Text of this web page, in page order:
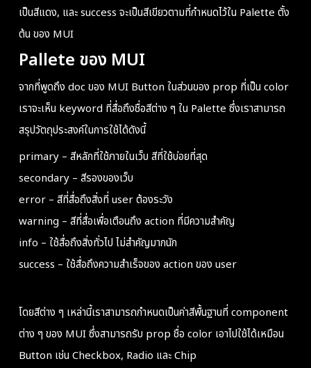
เป็นสีแดง, และ success จะเป็นสีเขียวตามที่กำหนดไว้ใน Palette ตั้ง
ต้น ของ MUI
Pallete ของ MUI
จากที่พูดถึง doc ของ MUI Button ในส่วนของ prop ที่เป็น color
เราจะเห็น keyword ที่สื่อถึงชื่อสีต่าง ๆ ใน Palette ซึ่งเราสามารถ
สรุปวัตถุประสงค์ในการใช้ได้ดังนี้
primary – สีหลักที่ใช้ภายในเว็บ สีที่ใช้บ่อยที่สุด
secondary – สีรองของเว็บ
error – สีที่สื่อถึงสิ่งที่ user ต้องระวัง
warning – สีที่สื่อเพื่อเตือนถึง action ที่มีความสำคัญ
info – ใช้สื่อถึงสิ่งทั่วไป ไม่สำคัญมากนัก
success – ใช้สื่อถึงความสำเร็จของ action ของ user
โดยสีต่าง ๆ เหล่านี้เราสามารถกำหนดเป็นค่าสีพื้นฐานที่ component
ต่าง ๆ ของ MUI ซึ่งสามารถรับ prop ชื่อ color เอาไปใช้ได้เหมือน
Button เช่น Checkbox, Radio และ Chip